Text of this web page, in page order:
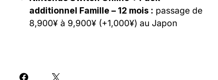
additionnel Famille – 12 mois : passage de
8,900¥ à 9,900¥ (+1,000¥) au Japon